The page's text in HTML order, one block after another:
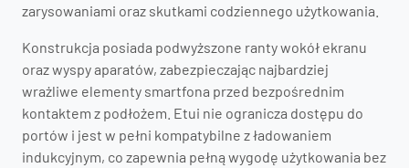
zarysowaniami oraz skutkami codziennego użytkowania.
Konstrukcja posiada podwyższone ranty wokół ekranu
oraz wyspy aparatów, zabezpieczając najbardziej
wrażliwe elementy smartfona przed bezpośrednim
kontaktem z podłożem. Etui nie ogranicza dostępu do
portów i jest w pełni kompatybilne z ładowaniem
indukcyjnym, co zapewnia pełną wygodę użytkowania bez